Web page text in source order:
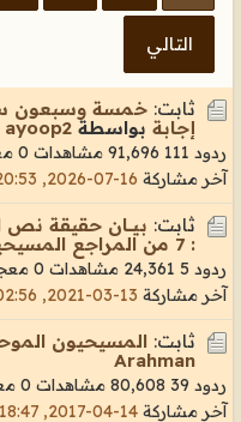
التالي
ثابت: خمسة وسبعون
إجابة بواسطة ayoop2
ردود 111 91,696 مشاهدات
0 معجبون
آخر مشاركة 16-07-2026, 20:53
ثابت:
: 7 من المراجع المسيحية
ردود 5 24,361 مشاهدات
0 معجبون
آخر مشاركة 13-03-2021, 02:56
ثابت: المسيحيون
Arahman
ردود 39 80,608 مشاهدات
0 معجبون
آخر مشاركة 14-04-2017, 18:47